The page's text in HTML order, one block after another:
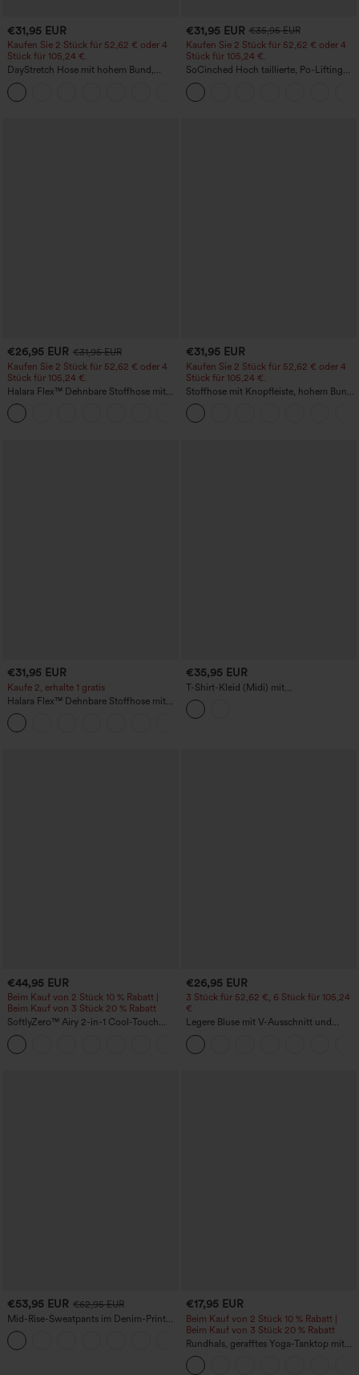
€31,95 EUR
Kaufen Sie 2 Stück für 52,62 € oder 4
Stück für 105,24 €.
DayStretch Hose mit hohem Bund,
Barrel-Leg und Taschen
€31,95 EUR €35,95 EUR
Kaufen Sie 2 Stück für 52,62 € oder 4
Stück für 105,24 €.
SoCinched Hoch taillierte, Po-Lifting
7/8-Trainingsleggings mit
Bauchkontrolle und Seitentaschen
€26,95 EUR €31,95 EUR
Kaufen Sie 2 Stück für 52,62 € oder 4
Stück für 105,24 €.
Halara Flex™ Dehnbare Stoffhose mit
hohem Bund, Waffelmuster,
Seitentaschen und weitem Bein
€31,95 EUR
Kaufen Sie 2 Stück für 52,62 € oder 4
Stück für 105,24 €.
Stoffhose mit Knopfleiste, hohem Bund,
mehreren Taschen und geradem Bein
€31,95 EUR
Kaufe 2, erhalte 1 gratis
Halara Flex™ Dehnbare Stoffhose mit
hohem Bund und Seitentasche hinten
€35,95 EUR
T-Shirt-Kleid (Midi) mit
Rundhalsausschnitt, Kurzarm,
asymmetrischem Saum mit Schlitz,
gestreift, Waffelstruktur, lässig
€44,95 EUR
Beim Kauf von 2 Stück 10 % Rabatt |
Beim Kauf von 3 Stück 20 % Rabatt
SoftlyZero™ Airy 2-in-1 Cool-Touch
Mini-Active-Tanzkleid mit Taschen -
Easy Peezy Edition - längere Länge
€26,95 EUR
3 Stück für 52,62 €, 6 Stück für 105,24
€
Legere Bluse mit V-Ausschnitt und
kurzen Puffärmeln
€53,95 EUR €62,95 EUR
Mid-Rise-Sweatpants im Denim-Print
aus French Terry, lässig, mit Taschen
€17,95 EUR
Beim Kauf von 2 Stück 10 % Rabatt |
Beim Kauf von 3 Stück 20 % Rabatt
Rundhals, gerafftes Yoga-Tanktop mit
Cool-Touch-Effekt – UPF50+